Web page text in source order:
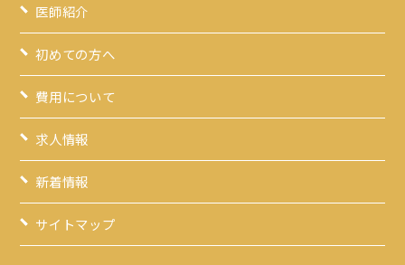
医師紹介
初めての方へ
費用について
求人情報
新着情報
サイトマップ